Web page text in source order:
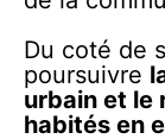
Du coté de
poursuivre
urbain et le
habités en